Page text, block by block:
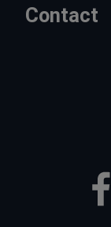
Contact